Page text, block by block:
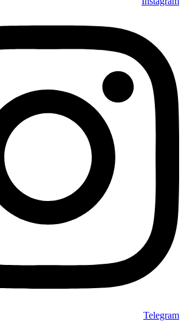
Telegram